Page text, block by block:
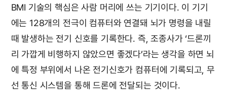
BMI 기술의 핵심은 사람 머리에 쓰는 기기이다. 이 기기
에는 128개의 전극이 컴퓨터와 연결돼 뇌가 명령을 내릴
때 발생하는 전기 신호를 기록한다. 즉, 조종사가 ‘드론끼
리 가깝게 비행하지 않았으면 좋겠다’라는 생각을 하면 뇌
에 특정 부위에서 나온 전기신호가 컴퓨터에 기록되고, 무
선 통신 시스템을 통해 드론에 전달되는 것이다.